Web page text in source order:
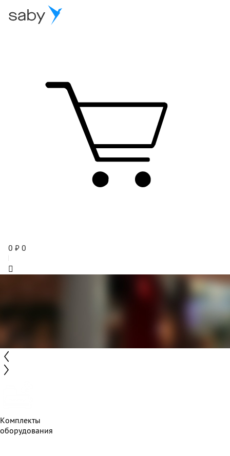
0 ₽ 0
Комплекты
оборудования